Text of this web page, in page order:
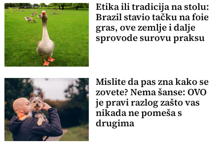
Etika ili tradicija na stolu:
Brazil stavio tačku na foie
gras, ove zemlje i dalje
sprovode surovu praksu
Mislite da pas zna kako se
zovete? Nema šanse: OVO
je pravi razlog zašto vas
nikada ne pomeša s
drugima